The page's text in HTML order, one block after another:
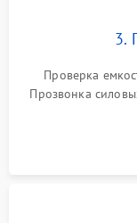
3.
Проверка
Прозвонка
переключения и